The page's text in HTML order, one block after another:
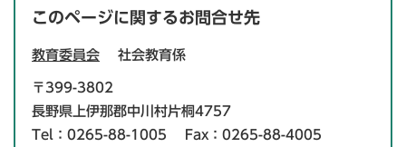
このページに関するお問合せ先
教育委員会 社会教育係
〒399-3802
長野県上伊那郡中川村片桐4757
Tel：0265-88-1005
Fax：0265-88-4005